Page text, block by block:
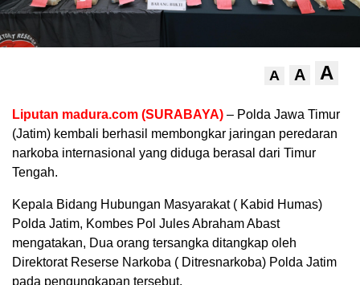
A A A
Liputan madura.com (SURABAYA) – Polda Jawa Timur
(Jatim) kembali berhasil membongkar jaringan peredaran
narkoba internasional yang diduga berasal dari Timur
Tengah.
Kepala Bidang Hubungan Masyarakat ( Kabid Humas)
Polda Jatim, Kombes Pol Jules Abraham Abast
mengatakan, Dua orang tersangka ditangkap oleh
Direktorat Reserse Narkoba ( Ditresnarkoba) Polda Jatim
pada pengungkapan tersebut.